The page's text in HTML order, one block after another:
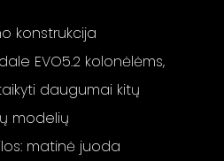
konstrukcija
EVO5.2 kolonėlėms,
daugumai kitų
modelių
matinė juoda